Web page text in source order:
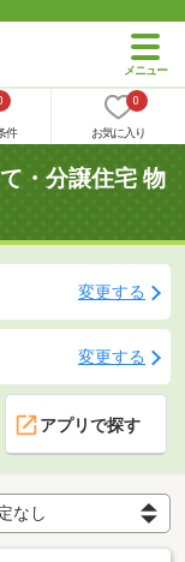
件
0
お気に入り
・分譲住宅 物
変更する
変更する
アプリで探す